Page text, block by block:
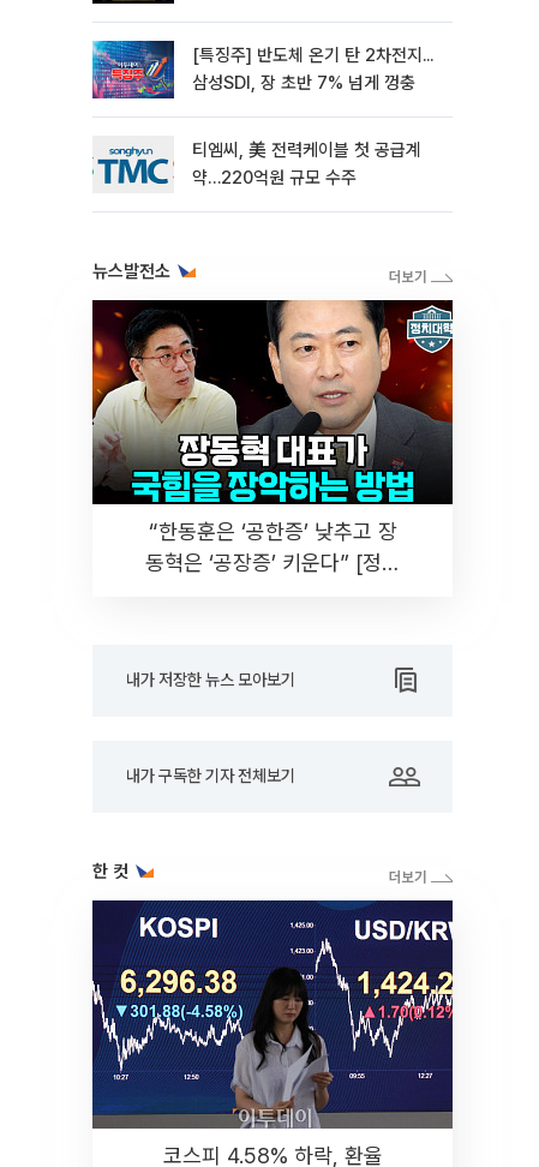
[특징주] 반도체 온기 탄 2차전지...
삼성SDI, 장 초반 7% 넘게 껑충
티엠씨, 美 전력케이블 첫 공급계
약…220억원 규모 수주
뉴스발전소
“한동훈은 ‘공한증’ 낮추고 장
동혁은 ‘공장증’ 키운다” [정치
내가 저장한 뉴스 모아보기
내가 구독한 기자 전체보기
한 컷
코스피 4.58% 하락, 환율